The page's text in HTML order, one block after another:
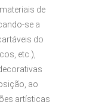
de
se a
do
etc.),
ao
artísticas